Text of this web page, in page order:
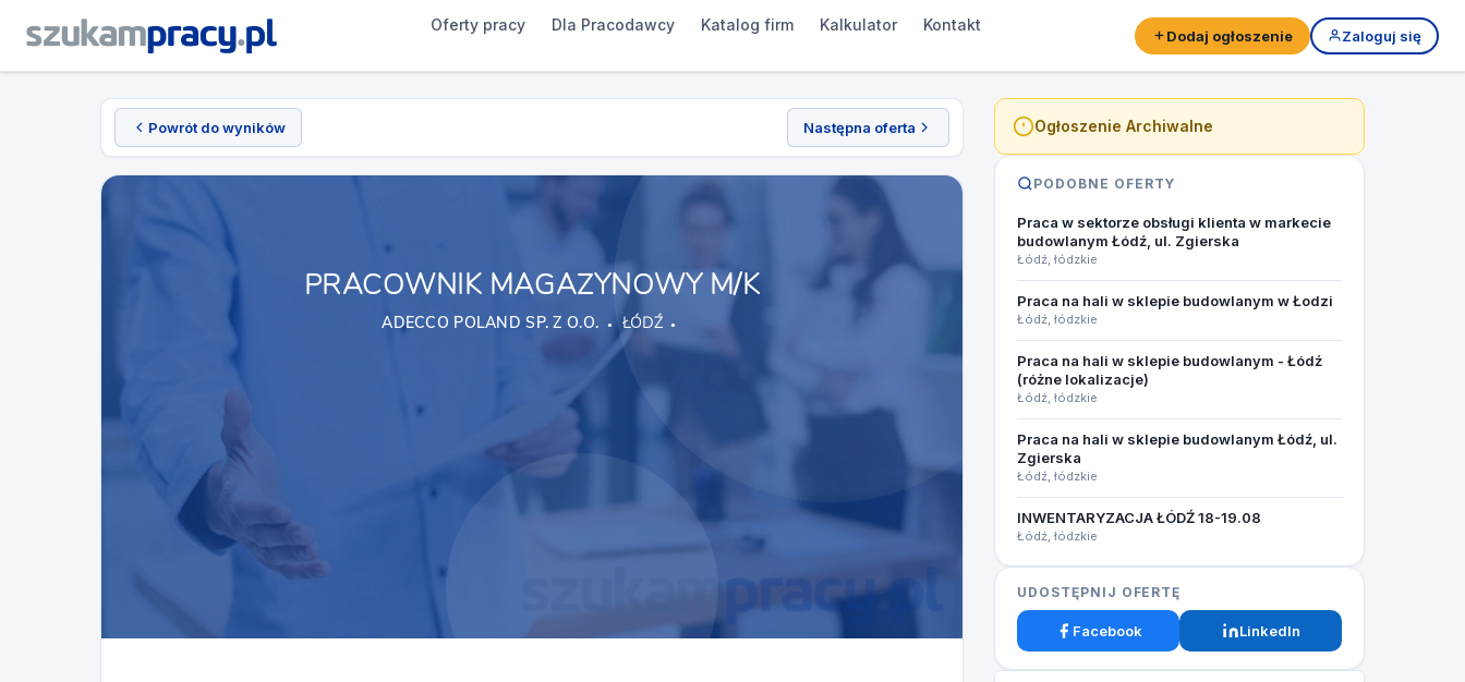
Oferty pracy Dla Pracodawcy Katalog firm Kalkulator Kontakt
Dodaj ogłoszenie Zaloguj się
Powrót do wyników Następna oferta
PRACOWNIK MAGAZYNOWY M/K
ADECCO POLAND SP. Z O.O. ŁÓDŹ
Ogłoszenie Archiwalne
PODOBNE OFERTY
Praca w sektorze obsługi klienta w markecie
budowlanym Łódź, ul. Zgierska
Łódź, łódzkie
Praca na hali w sklepie budowlanym w Łodzi
Łódź, łódzkie
Praca na hali w sklepie budowlanym - Łódź
(różne lokalizacje)
Łódź, łódzkie
Praca na hali w sklepie budowlanym Łódź, ul.
Zgierska
Łódź, łódzkie
INWENTARYZACJA ŁÓDŹ 18-19.08​
Łódź, łódzkie
UDOSTĘPNIJ OFERTĘ
Facebook LinkedIn